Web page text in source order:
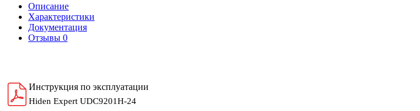
Описание
Характеристики
Документация
Отзывы 0
Инструкция по эксплуатации
Hiden Expert UDC9201H-24